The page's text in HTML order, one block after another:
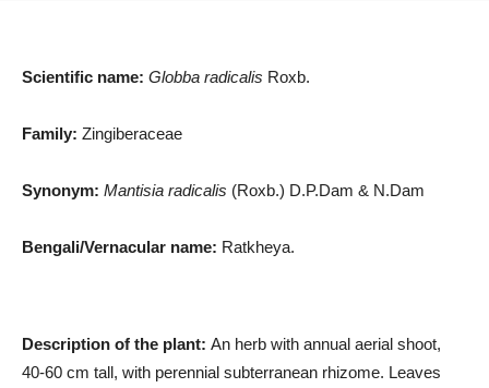
Scientific name: Globba radicalis Roxb.
Family: Zingiberaceae
Synonym: Mantisia radicalis (Roxb.) D.P.Dam & N.Dam
Bengali/Vernacular name: Ratkheya.
Description of the plant: An herb with annual aerial shoot,
40-60 cm tall, with perennial subterranean rhizome. Leaves